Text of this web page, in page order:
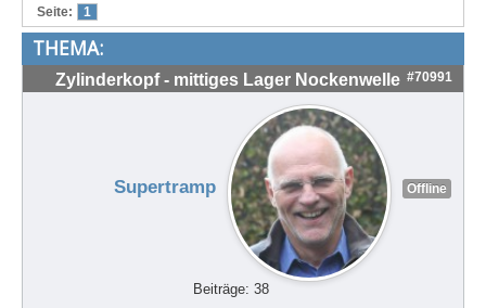
Treffen & Touren
Cafe-Ecke
Suche
Seite: 1
THEMA:
Zylinderkopf - mittiges Lager Nockenwelle #70991
Supertramp Offline
Beiträge: 38